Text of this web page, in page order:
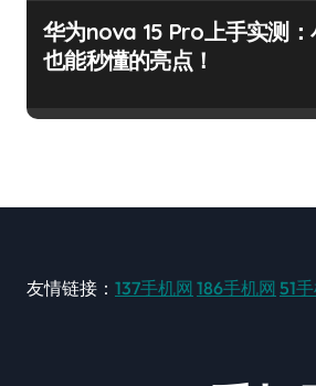
华为nova 15 Pro上手实测：
也能秒懂的亮点！
友情链接： 137手机网 186手机网 51